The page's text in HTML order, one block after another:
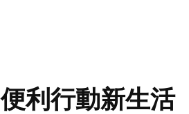
便利行動新生活